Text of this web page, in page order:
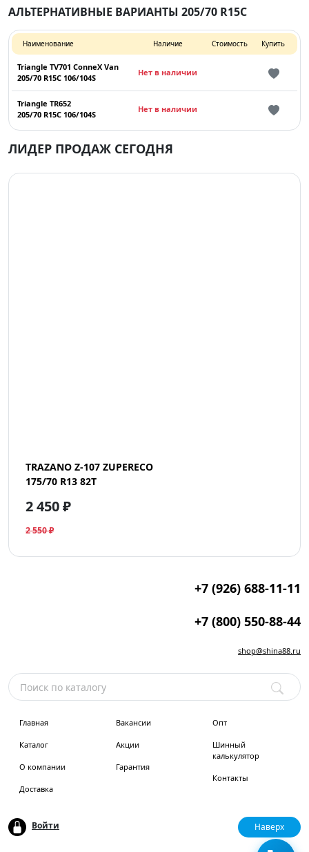
АЛЬТЕРНАТИВНЫЕ ВАРИАНТЫ 205/70 R15C
Наименование Наличие Стоимость Купить
Triangle TV701 ConneX Van
205/70 R15C 106/104S
Нет в наличии
Triangle TR652
205/70 R15C 106/104S
Нет в наличии
ЛИДЕР ПРОДАЖ СЕГОДНЯ
TRAZANO Z-107 ZUPERECO
175/70 R13 82T
2 450 ₽
2 550 ₽
+7 (926) 688-11-11
+7 (800) 550-88-44
shop@shina88.ru
Главная
Каталог
О компании
Доставка
Вакансии
Акции
Гарантия
Опт
Шинный
калькулятор
Контакты
Войти Наверх